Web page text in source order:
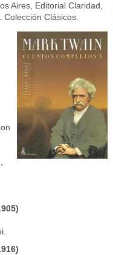
Aires, Editorial Claridad,
Colección Clásicos.